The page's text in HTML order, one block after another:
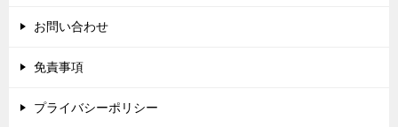
お問い合わせ
免責事項
プライバシーポリシー